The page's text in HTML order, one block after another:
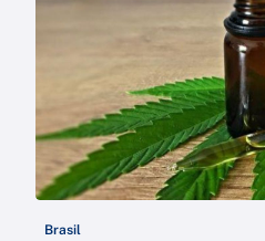
Brasil